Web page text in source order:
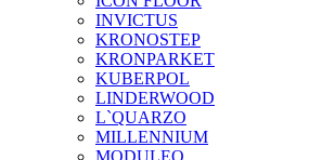
INVICTUS
KRONOSTEP
KRONPARKET
KUBERPOL
LINDERWOOD
L`QUARZO
MILLENNIUM
MODULEO